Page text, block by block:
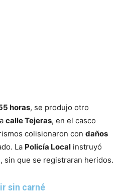
horas, se produjo otro
calle Tejeras, en el casco
colisionaron con daños
La Policía Local instruyó
sin que se registraran heridos.
sin carné